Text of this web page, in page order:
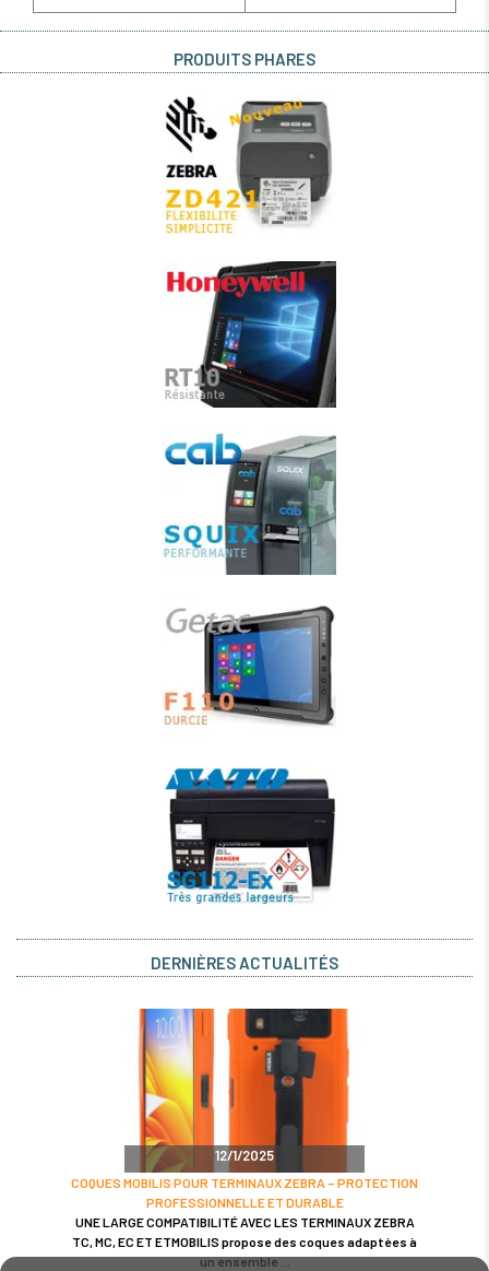
PRODUITS PHARES
DERNIÈRES ACTUALITÉS
12/1/2025
COQUES MOBILIS POUR TERMINAUX ZEBRA – PROTECTION
PROFESSIONNELLE ET DURABLE
UNE LARGE COMPATIBILITÉ AVEC LES TERMINAUX ZEBRA
TC, MC, EC ET ETMOBILIS propose des coques adaptées à
un ensemble